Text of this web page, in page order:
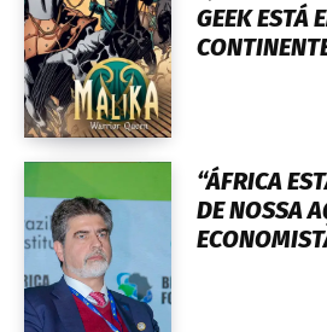
GEEK ESTÁ
“ÁFRICA
DE NOSSA